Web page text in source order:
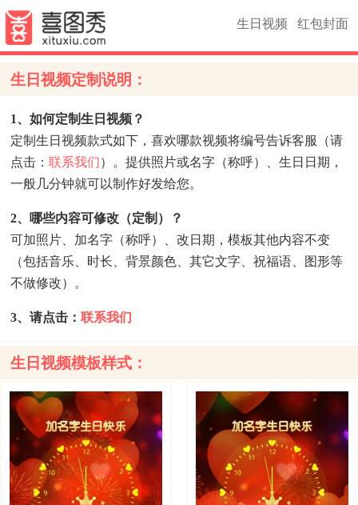
生日视频 红包封面
生日视频定制说明：
1、如何定制生日视频？
定制生日视频款式如下，喜欢哪款视频将编号告诉客服（请
点击：联系我们 ）。提供照片或名字（称呼）、生日日期，
一般几分钟就可以制作好发给您。
2、哪些内容可修改（定制）？
可加照片、加名字（称呼）、改日期，模板其他内容不变
（包括音乐、时长、背景颜色、其它文字、祝福语、图形等
不做修改）。
3、请点击：联系我们
生日视频模板样式：